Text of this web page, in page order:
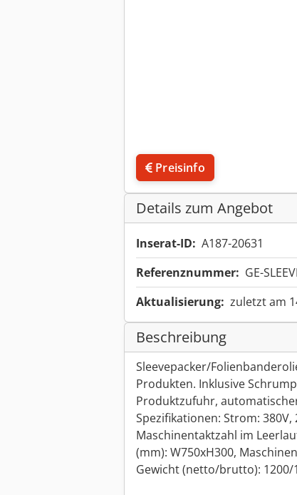
Preisinfo
Details zum Angebot
Inserat-ID: A187-20631
Referenznummer: GE-
Aktualisierung: zuletzt am
Beschreibung
Sleevepacker/
Produkten. Inklusive
Produktzufuhr,
Spezifikationen: Strom: 380V,
Maschinentaktzahl im
(mm): W750xH300,
Gewicht (netto/brutto): 1200/